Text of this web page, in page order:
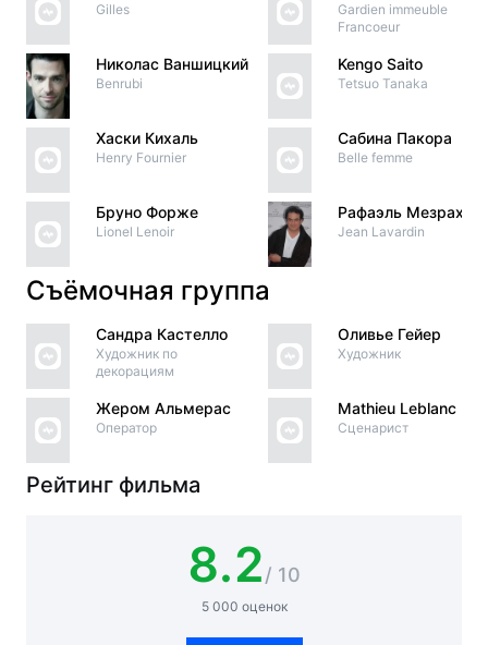
Gilles
Николас Ваншицкий
Benrubi
Хаски Кихаль
Henry Fournier
Бруно Форже
Lionel Lenoir
Gardien immeuble
Francoeur
Kengo Saito
Tetsuo Tanaka
Сабина Пакора
Belle femme
Рафаэль Мезрахи
Jean Lavardin
Съёмочная группа
Сандра Кастелло
Художник по
декорациям
Жером Альмерас
Оператор
Оливье Гейер
Художник
Mathieu Leblanc
Сценарист
Рейтинг фильма
8.2/ 10
5 000 оценок